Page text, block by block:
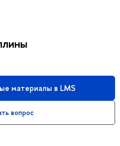
материалы в LMS
вопрос